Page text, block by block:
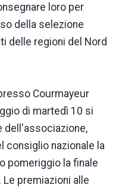
loro per
della selezione
delle regioni del Nord
Courmayeur
di martedì 10 si
dell'associazione,
consiglio nazionale la
pomeriggio la finale
premiazioni alle